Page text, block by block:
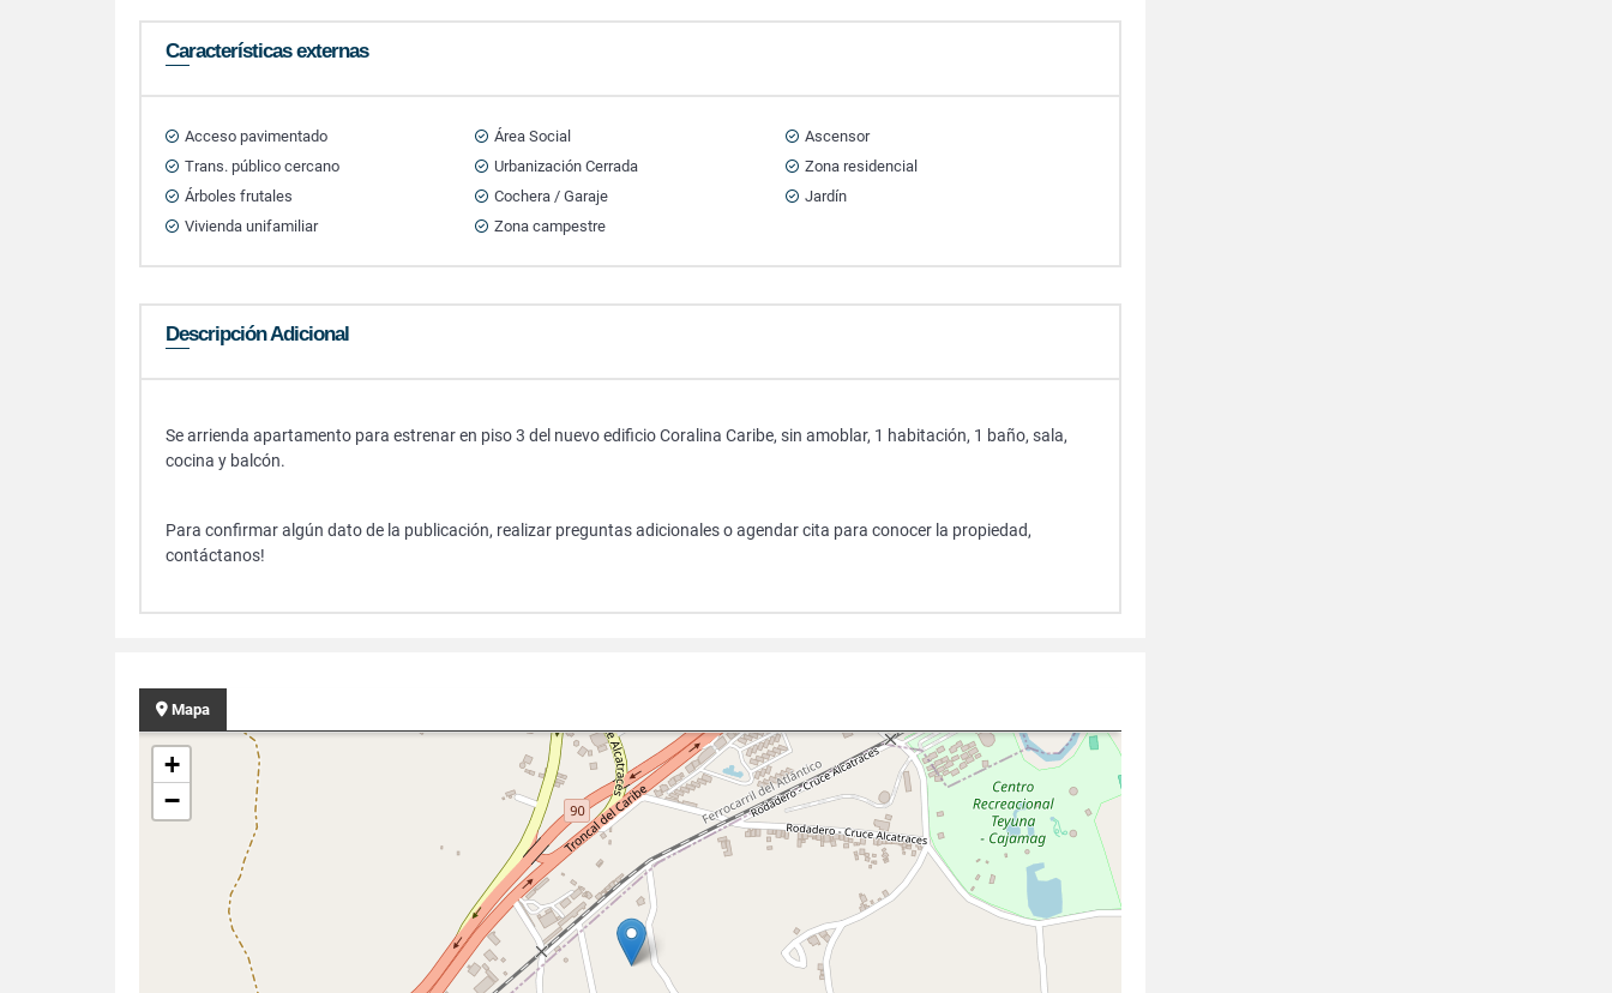
Características externas
Acceso pavimentado Área Social
Ascensor
Trans. público cercano
Urbanización Cerrada
Zona residencial
Árboles frutales
Cochera / Garaje
Jardín
Vivienda unifamiliar
Zona campestre
Descripción Adicional
Se arrienda apartamento para estrenar en piso 3 del nuevo edificio Coralina Caribe, sin amoblar, 1 habitación, 1 baño, sala,
cocina y balcón.
Para confirmar algún dato de la publicación, realizar preguntas adicionales o agendar cita para conocer la propiedad,
contáctanos!
Mapa
+
−